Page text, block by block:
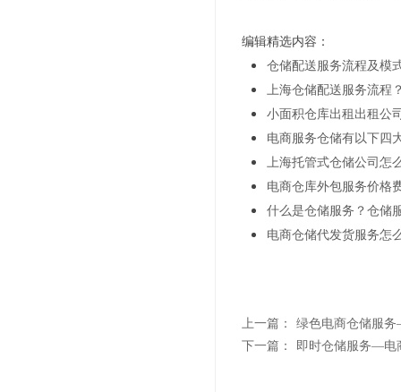
编辑精选内容：
仓储配送服务流程及模
上海仓储配送服务流程
小面积仓库出租出租公
电商服务仓储有以下四
上海托管式仓储公司怎
电商仓库外包服务价格
什么是仓储服务？仓储
电商仓储代发货服务怎
上一篇：
绿色电商仓储服
下一篇：
即时仓储服务—电